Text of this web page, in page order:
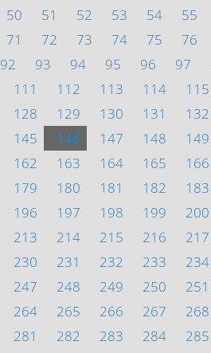
50 51 52 53 54 55
71 72 73 74 75 76
92 93 94 95 96 97
111 112 113 114 115
128 129 130 131 132
145 146 147 148 149
162 163 164 165 166
179 180 181 182 183
196 197 198 199 200
213 214 215 216 217
230 231 232 233 234
247 248 249 250 251
264 265 266 267 268
281 282 283 284 285